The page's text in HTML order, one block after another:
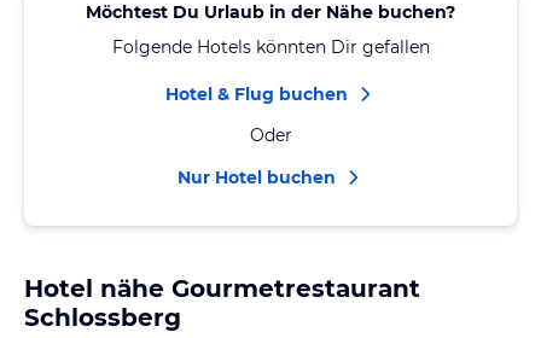
Möchtest Du Urlaub in der Nähe buchen?
Folgende Hotels könnten Dir gefallen
Hotel & Flug buchen
Oder
Nur Hotel buchen
Hotel nähe Gourmetrestaurant
Schlossberg